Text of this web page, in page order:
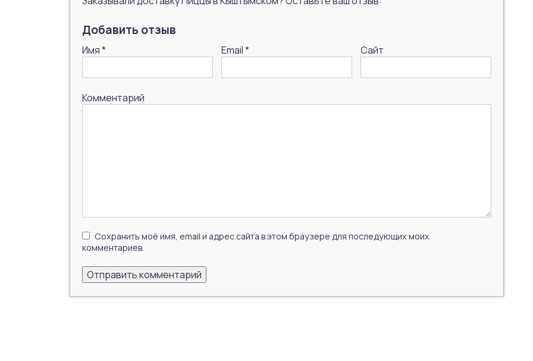
Добавить отзыв
Имя* Email* Сайт
Комментарий
Сохранить моё имя, email и адрес сайта в этом браузере для последующих моих
комментариев.